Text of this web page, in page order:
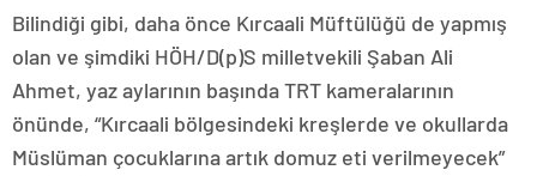
Bilindiği gibi, daha önce Kırcaali Müftülüğü de yapmış
olan ve şimdiki HÖH/D(p)S milletvekili Şaban Ali
Ahmet, yaz aylarının başında TRT kameralarının
önünde, “Kırcaali bölgesindeki kreşlerde ve okullarda
Müslüman çocuklarına artık domuz eti verilmeyecek”